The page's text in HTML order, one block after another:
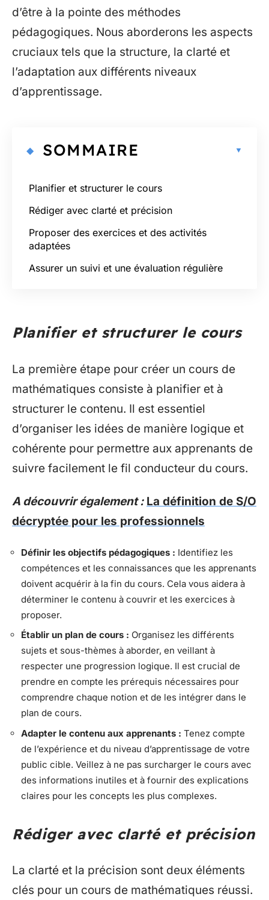
d’être à la pointe des méthodes
pédagogiques. Nous aborderons les aspects
cruciaux tels que la structure, la clarté et
l’adaptation aux différents niveaux
d’apprentissage.
SOMMAIRE
Planifier et structurer le cours
Rédiger avec clarté et précision
Proposer des exercices et des activités
adaptées
Assurer un suivi et une évaluation régulière
Planifier et structurer le cours
La première étape pour créer un cours de
mathématiques consiste à planifier et à
structurer le contenu. Il est essentiel
d’organiser les idées de manière logique et
cohérente pour permettre aux apprenants de
suivre facilement le fil conducteur du cours.
A découvrir également : La définition de S/O
décryptée pour les professionnels
Définir les objectifs pédagogiques : Identifiez les
compétences et les connaissances que les apprenants
doivent acquérir à la fin du cours. Cela vous aidera à
déterminer le contenu à couvrir et les exercices à
proposer.
Établir un plan de cours : Organisez les différents
sujets et sous-thèmes à aborder, en veillant à
respecter une progression logique. Il est crucial de
prendre en compte les prérequis nécessaires pour
comprendre chaque notion et de les intégrer dans le
plan de cours.
Adapter le contenu aux apprenants : Tenez compte
de l’expérience et du niveau d’apprentissage de votre
public cible. Veillez à ne pas surcharger le cours avec
des informations inutiles et à fournir des explications
claires pour les concepts les plus complexes.
Rédiger avec clarté et précision
La clarté et la précision sont deux éléments
clés pour un cours de mathématiques réussi.